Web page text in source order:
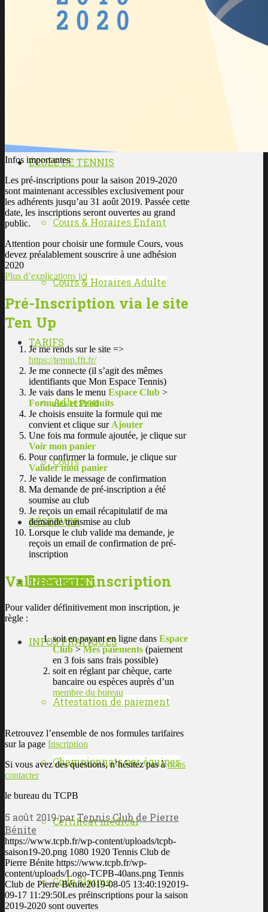
ÉCOLE DE TENNIS
Cours & Horaires Enfant
Cours & Horaires Adulte
TARIFS
Adhésion
Cours
RÉSERVER
INSCRIPTION
INFOS PRATIQUES
Attestation de paiement
Championnats par équipes
Certificat médical
Code alarme
Infos importantes
Les pré-inscriptions pour la saison 2019-2020
sont maintenant accessibles exclusivement pour
les adhérents jusqu’au 31 août 2019. Passée cette
date, les inscriptions seront ouvertes au grand
public.
Attention pour choisir une formule Cours, vous
devez préalablement souscrire à une adhésion
2020
Plus d’explications ici
Pré-Inscription via le site
Ten Up
Je me rends sur le site =>
https://tenup.fft.fr/
Je me connecte (il s’agit des mêmes
identifiants que Mon Espace Tennis)
Je vais dans le menu Espace Club >
Formules et Produits
Je choisis ensuite la formule qui me
convient et clique sur Ajouter
Une fois ma formule ajoutée, je clique sur
Voir mon panier
Pour confirmer la formule, je clique sur
Valider mon panier
Je valide le message de confirmation
Ma demande de pré-inscription a été
soumise au club
Je reçois un email récapitulatif de ma
demande transmise au club
Lorsque le club valide ma demande, je
reçois un email de confirmation de pré-
inscription
Valider son inscription
Pour valider définitivement mon inscription, je
règle :
soit en payant en ligne dans Espace
Club>Mes paiements (paiement
en 3 fois sans frais possible)
soit en réglant par chèque, carte
bancaire ou espèces auprès d’un
membre du bureau
Retrouvez l’ensemble de nos formules tarifaires
sur la page Inscription
Si vous avez des questions, n’hésitez pas ànous
contacter
le bureau du TCPB
5 août 2019/parTennis Club de Pierre
Bénite
https://www.tcpb.fr/wp-content/uploads/tcpb-
saison19-20.png 1080 1920 Tennis Club de
Pierre Bénite https://www.tcpb.fr/wp-
content/uploads/Logo-TCPB-40ans.png Tennis
Club de Pierre Bénite2019-08-05 13:40:192019-
09-17 11:29:50Les préinscriptions pour la saison
2019-2020 sont ouvertes